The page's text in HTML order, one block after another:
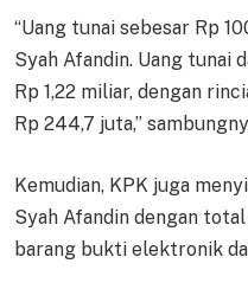
“Uang tunai sebesar Rp
Syah Afandin. Uang tunai
Rp 1,22 miliar, dengan
Rp 244,7 juta,”
Kemudian, KPK juga
Syah Afandin dengan
barang bukti elektronik